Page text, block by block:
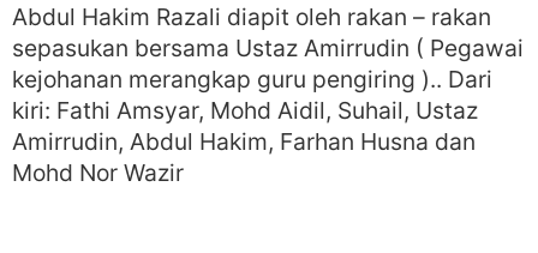
Abdul Hakim Razali diapit oleh rakan – rakan
sepasukan bersama Ustaz Amirrudin ( Pegawai
kejohanan merangkap guru pengiring ).. Dari
kiri: Fathi Amsyar, Mohd Aidil, Suhail, Ustaz
Amirrudin, Abdul Hakim, Farhan Husna dan
Mohd Nor Wazir